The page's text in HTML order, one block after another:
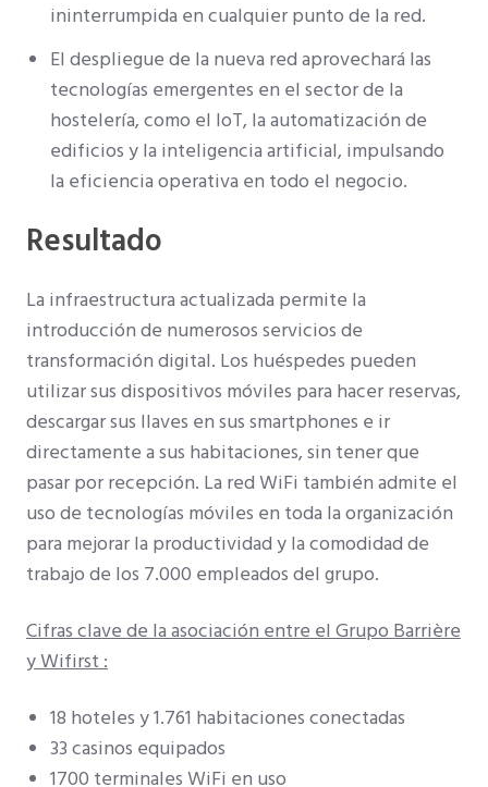
ininterrumpida en cualquier punto de la red.
El despliegue de la nueva red aprovechará las
tecnologías emergentes en el sector de la
hostelería, como el IoT, la automatización de
edificios y la inteligencia artificial, impulsando
la eficiencia operativa en todo el negocio.
Resultado
La infraestructura actualizada permite la
introducción de numerosos servicios de
transformación digital. Los huéspedes pueden
utilizar sus dispositivos móviles para hacer reservas,
descargar sus llaves en sus smartphones e ir
directamente a sus habitaciones, sin tener que
pasar por recepción. La red WiFi también admite el
uso de tecnologías móviles en toda la organización
para mejorar la productividad y la comodidad de
trabajo de los 7.000 empleados del grupo.
Cifras clave de la asociación entre el Grupo Barrière
y Wifirst :
18 hoteles y 1.761 habitaciones conectadas
33 casinos equipados
1700 terminales WiFi en uso